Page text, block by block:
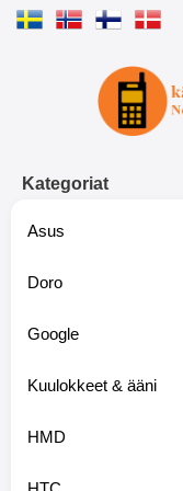
Kategoriat
Asus
Doro
Google
Kuulokkeet & ääni
HMD